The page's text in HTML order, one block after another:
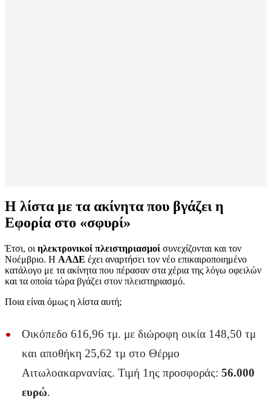
Η λίστα με τα ακίνητα που βγάζει η
Εφορία στο «σφυρί»
Έτσι, οι ηλεκτρονικοί πλειστηριασμοί συνεχίζονται και τον
Νοέμβριο. Η ΑΑΔΕ έχει αναρτήσει τον νέο επικαιροποιημένο
κατάλογο με τα ακίνητα που πέρασαν στα χέρια της λόγω οφειλών
και τα οποία τώρα βγάζει στον πλειστηριασμό.
Ποια είναι όμως η λίστα αυτή;
Οικόπεδο 616,96 τμ. με διώροφη οικία 148,50 τμ
και αποθήκη 25,62 τμ στο Θέρμο
Αιτωλοακαρνανίας. Τιμή 1ης προσφοράς: 56.000
ευρώ.